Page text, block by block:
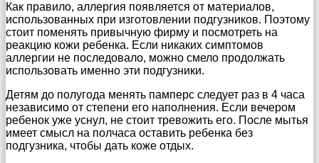
Как правило, аллергия появляется от материалов,
использованных при изготовлении подгузников. Поэтому
стоит поменять привычную фирму и посмотреть на
реакцию кожи ребенка. Если никаких симптомов
аллергии не последовало, можно смело продолжать
использовать именно эти подгузники.
Детям до полугода менять памперс следует раз в 4 часа
независимо от степени его наполнения. Если вечером
ребенок уже уснул, не стоит тревожить его. После мытья
имеет смысл на полчаса оставить ребенка без
подгузника, чтобы дать коже отдых.